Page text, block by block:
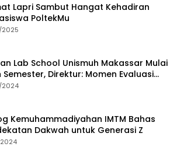
Lapri Sambut Hangat Kehadiran
PoltekMu
2025
Lab School Unismuh Makassar Mulai
Semester, Direktur: Momen Evaluasi
Pembelajaran
2024
Kemuhammadiyahan IMTM Bahas
Dakwah untuk Generasi Z